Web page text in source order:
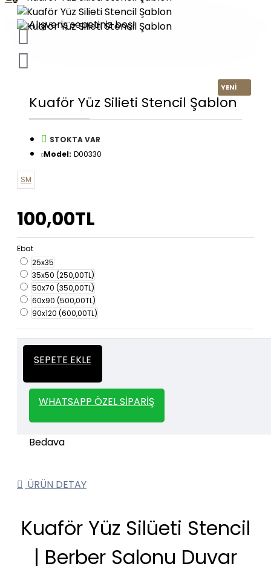
Alışveriş sepetiniz boş!
YENİ
Kuaför Yüz Silieti Stencil Şablon
STOKTA VAR
Model: D00330
SM
100,00TL
Ebat
25x35
35x50 (250,00TL)
50x70 (350,00TL)
60x90 (500,00TL)
90x120 (600,00TL)
SEPETE EKLE
WHATSAPP ÖZEL SIPARIŞ
Kalın
İtalyan Sıva ve Dekorasyon amaçlı
kullanılan kalın stencil siparişleriniz için
geçebilirsiniz.
ÜRÜN DETAY
Kuaför Yüz Silüeti Stencil
| Berber Salonu Duvar